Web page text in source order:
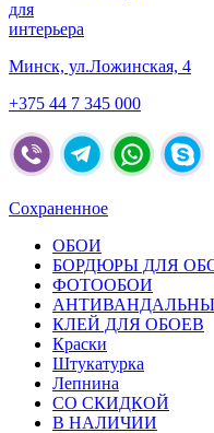
для
интерьера
Минск, ул.Ложинская, 4
+375 44 7 345 000
Сохраненное
ОБОИ
БОРДЮРЫ ДЛЯ
ФОТООБОИ
КЛЕЙ ДЛЯ ОБОЕВ
Краски
Штукатурка
Лепнина
СО СКИДКОЙ
В НАЛИЧИИ